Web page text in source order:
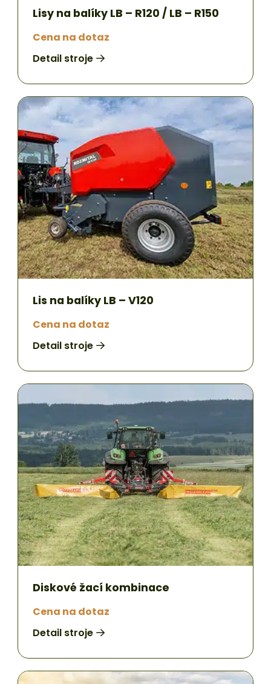
Lisy na balíky LB – R120 / LB – R150
Cena na dotaz
Detail stroje
Lis na balíky LB – V120
Cena na dotaz
Detail stroje
Diskové žací kombinace
Cena na dotaz
Detail stroje